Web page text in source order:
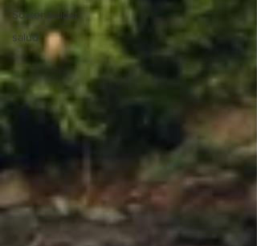
Sostenibilidad
salud